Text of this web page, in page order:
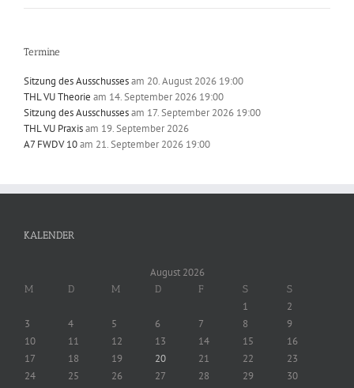
Termine
Sitzung des Ausschussesam 20. August 2026 19:00
THL VU Theorie am 14. September 2026 19:00
Sitzung des Ausschussesam 17. September 2026 19:00
THL VU Praxisam 19. September 2026
A7 FWDV 10am 21. September 2026 19:00
KALENDER
August 2026
M D M D F S S
1
2
3
4 5 6 7 8
9
10
11 12 13 14 15
16
17
18 19 20 21 22
23
24
25 26 27 28 29
30